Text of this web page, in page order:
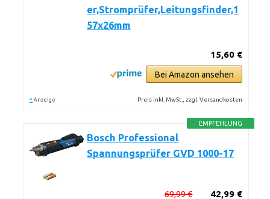
er,Stromprüfer,Leitungsfinder,1
57x26mm
15,60 €
Bei Amazon ansehen
* Anzeige Preis inkl. MwSt., zzgl. Versandkosten
EMPFEHLUNG
Bosch Professional
Spannungsprüfer GVD 1000-17
42,99 €
69,99 €